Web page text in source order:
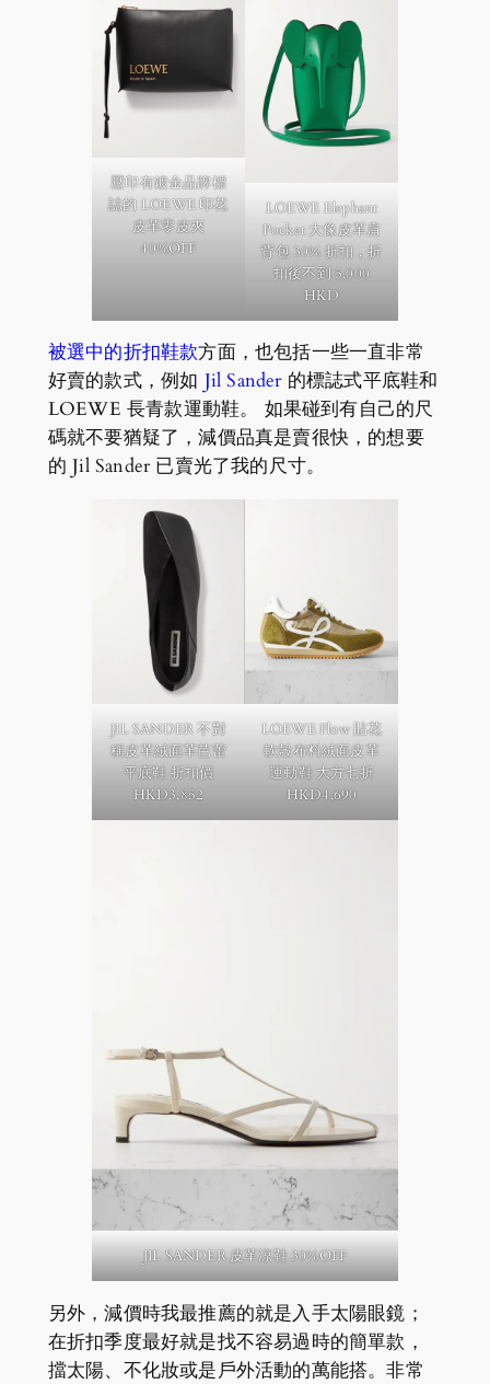
壓印有鍍金品牌標
誌的 LOEWE 印花
皮革零皮夾
40%OFF
LOEWE Elephant
Pocket 大像皮革肩
背包30% 折扣，折
扣後不到 5,000
HKD
被選中的折扣鞋款方面，也包括一些一直非常
好賣的款式，例如 Jil Sander 的標誌式平底鞋和
LOEWE 長青款運動鞋。 如果碰到有自己的尺
碼就不要猶疑了，減價品真是賣很快，的想要
的 Jil Sander 已賣光了我的尺寸。
JIL SANDER 不對
稱皮革絨面革芭蕾
平底鞋 折扣價
HKD3,852
LOEWE Flow 貼花
軟殼布料絨面皮革
運動鞋 大方七折
HKD4,690
JIL SANDER 皮革涼鞋30%OFF
另外，減價時我最推薦的就是入手太陽眼鏡；
在折扣季度最好就是找不容易過時的簡單款，
擋太陽、不化妝或是戶外活動的萬能搭。非常